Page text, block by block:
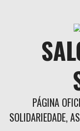
PÁGINA
SOLIDARIEDADE,